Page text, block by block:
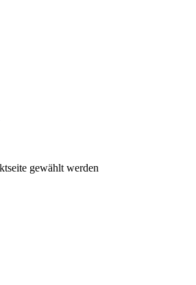
gewählt werden